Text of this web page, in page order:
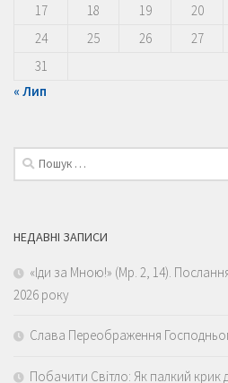
17
18 19 20
24
25 26 27
31
« Лип
Пошук:
НЕДАВНІ ЗАПИСИ
«Іди за Мною!» (Мр. 2, 14).
2026 року
Слава Переображення
Побачити Світло: Як палкий крик